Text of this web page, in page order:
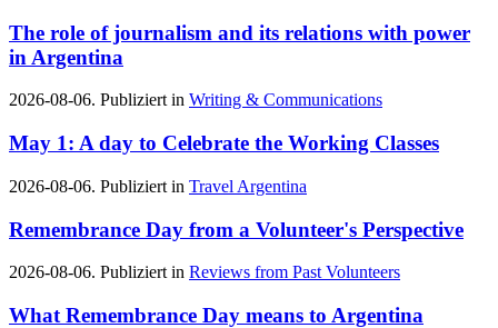
The role of journalism and its relations with power
in Argentina
2026-08-06. Publiziert in Writing & Communications
May 1: A day to Celebrate the Working Classes
2026-08-06. Publiziert in Travel Argentina
Remembrance Day from a Volunteer's Perspective
2026-08-06. Publiziert in Reviews from Past Volunteers
What Remembrance Day means to Argentina